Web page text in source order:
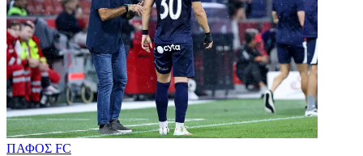
ΠΑΦΟΣ FC